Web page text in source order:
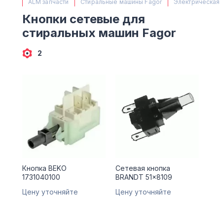
(044) 332 76 42
КАРТА
ALM запчасти Стиральные машины Fagor
Кнопки сетевые для
стиральных машин Fagor
2
Кнопка BEKO
1731040100
Цену уточняйте
Сетевая кнопка
BRANDT 51x8109
Цену уточняйте